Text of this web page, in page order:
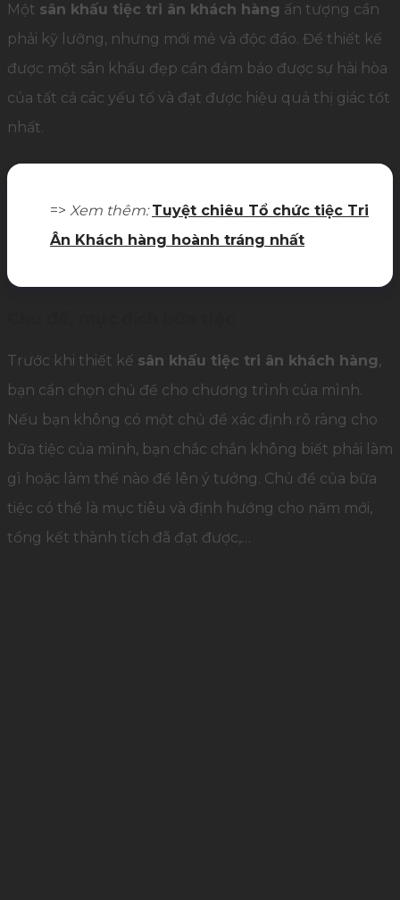
Một sân khấu tiệc tri ân khách hàng ấn tượng cần
phải kỹ lưỡng, nhưng mới mẻ và độc đáo. Để thiết kế
được một sân khấu đẹp cần đảm bảo được sự hài hòa
của tất cả các yếu tố và đạt được hiệu quả thị giác tốt
nhất.
=> Xem thêm: Tuyệt chiêu Tổ chức tiệc Tri
Ân Khách hàng hoành tráng nhất
Trước khi thiết kế sân khấu tiệc tri ân khách hàng,
bạn cần chọn chủ đề cho chương trình của mình.
Nếu bạn không có một chủ đề xác định rõ ràng cho
bữa tiệc của mình, bạn chắc chắn không biết phải làm
gì hoặc làm thế nào để lên ý tưởng. Chủ đề của bữa
tiệc có thể là mục tiêu và định hướng cho năm mới,
tổng kết thành tích đã đạt được,…